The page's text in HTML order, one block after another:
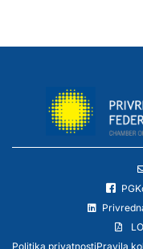
Politika privatnostiPravila